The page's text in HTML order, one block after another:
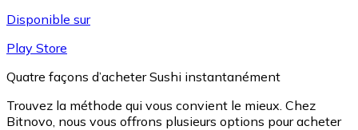
Disponible sur
Play Store
Quatre façons d’acheter Sushi instantanément
Trouvez la méthode qui vous convient le mieux. Chez
Bitnovo, nous vous offrons plusieurs options pour acheter